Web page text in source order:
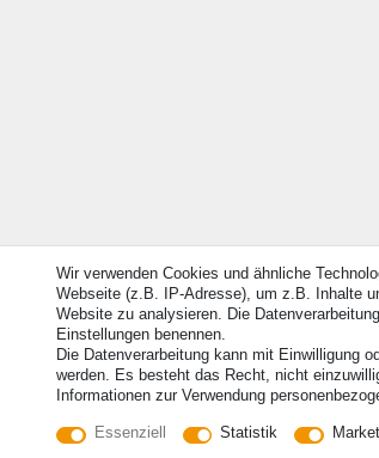
© Copyright 2026 |
Vertrag
Wir verwenden Cookies und ähnliche
Webseite (z.B. IP-Adresse), um z.B. Inhalte
Website zu analysieren. Die
Einstellungen benennen.
Die Datenverarbeitung kann mit Einwilligung
werden. Es besteht das Recht, nicht
Informationen zur Verwendung
Essenziell Statistik